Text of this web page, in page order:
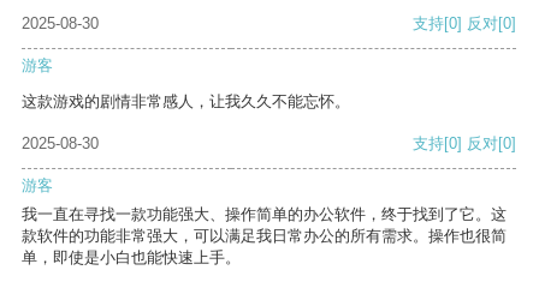
2025-08-30 支持[0] 反对[0]
游客
这款游戏的剧情非常感人，让我久久不能忘怀。
2025-08-30 支持[0] 反对[0]
游客
我一直在寻找一款功能强大、操作简单的办公软件，终于找到了它。这
款软件的功能非常强大，可以满足我日常办公的所有需求。操作也很简
单，即使是小白也能快速上手。